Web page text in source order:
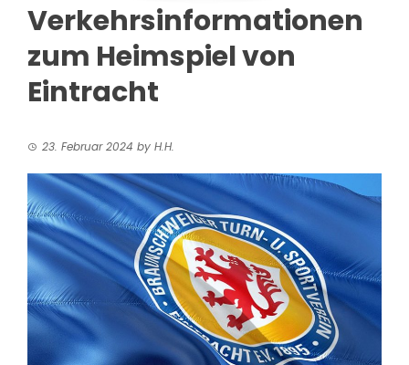
Verkehrsinformationen
zum Heimspiel von
Eintracht
23. Februar 2024 by H.H.